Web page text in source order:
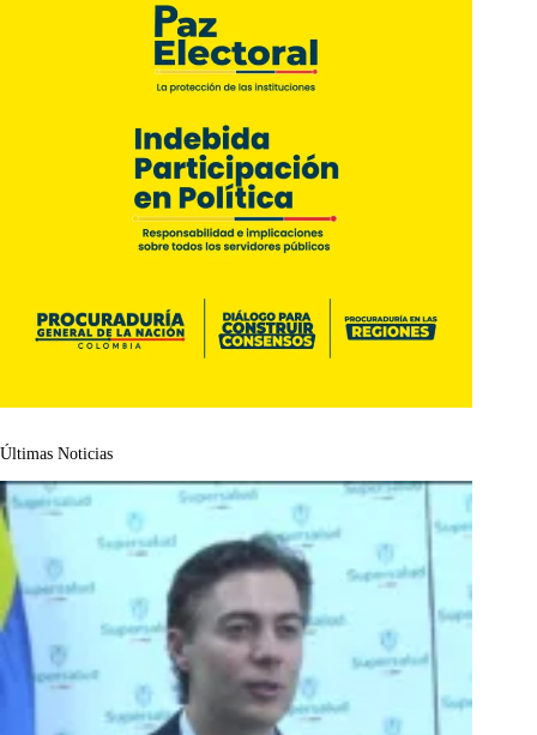
Últimas Noticias